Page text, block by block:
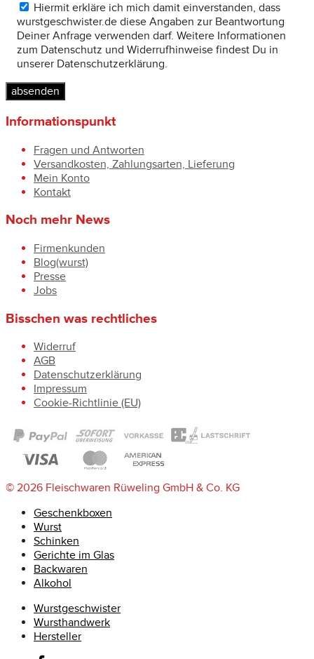
Hiermit erkläre ich mich damit einverstanden, dass
wurstgeschwister.de diese Angaben zur Beantwortung
Deiner Anfrage verwenden darf. Weitere Informationen
zum Datenschutz und Widerrufhinweise findest Du in
unserer Datenschutzerklärung.
Informationspunkt
Fragen und Antworten
Versandkosten, Zahlungsarten, Lieferung
Mein Konto
Kontakt
Noch mehr News
Firmenkunden
Blog(wurst)
Presse
Jobs
Bisschen was rechtliches
Widerruf
AGB
Datenschutzerklärung
Impressum
Cookie-Richtlinie (EU)
© 2026 Fleischwaren Rüweling GmbH & Co. KG
Geschenkboxen
Wurst
Schinken
Gerichte im Glas
Backwaren
Alkohol
Wurstgeschwister
Wursthandwerk
Hersteller